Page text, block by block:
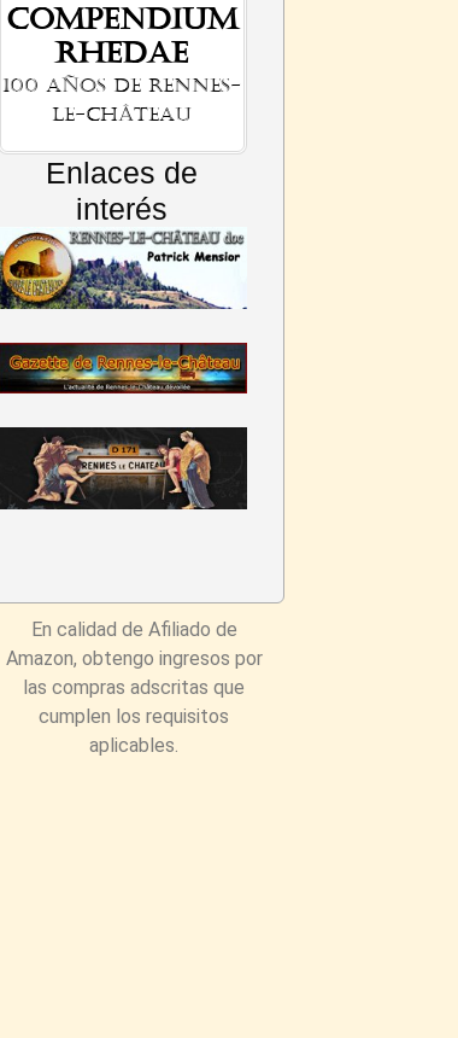
Compendium
Rhedae
100 años de Rennes-
le-Château
Enlaces de
interés
En calidad de Afiliado de
Amazon, obtengo ingresos por
las compras adscritas que
cumplen los requisitos
aplicables.